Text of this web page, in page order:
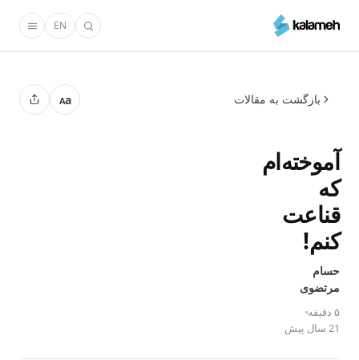
محتوای
EN
بازگشت به مقالات Aa
آموخته‌ام
که
قناعت
کنم!
حسام
مرتضوی
۵ دقیقه
21 سال پیش